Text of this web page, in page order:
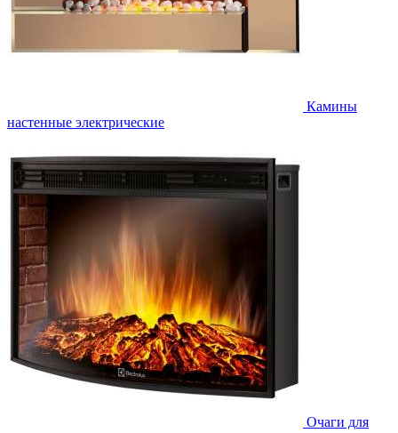
Камины
настенные электрические
Очаги для